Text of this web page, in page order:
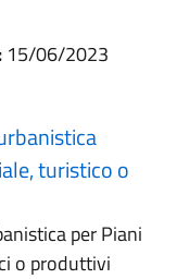
15/06/2023
turistico o
per Piani
o produttivi